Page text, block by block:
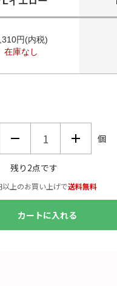
円(内税)
在庫なし
個
残り2点です
上のお買い上げで送料無料
カートに入れる